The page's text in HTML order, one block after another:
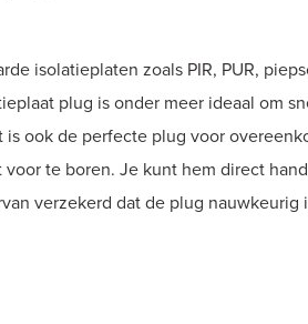
isolatieplaten zoals PIR, PUR,
plug is onder meer ideaal om
ook de perfecte plug voor
te boren. Je kunt hem direct
verzekerd dat de plug